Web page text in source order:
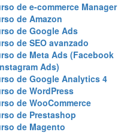
de e-commerce Manager
de Amazon
de Google Ads
de SEO avanzado
de Meta Ads (Facebook
Ads)
de Google Analytics 4
de WordPress
de WooCommerce
de Prestashop
de Magento